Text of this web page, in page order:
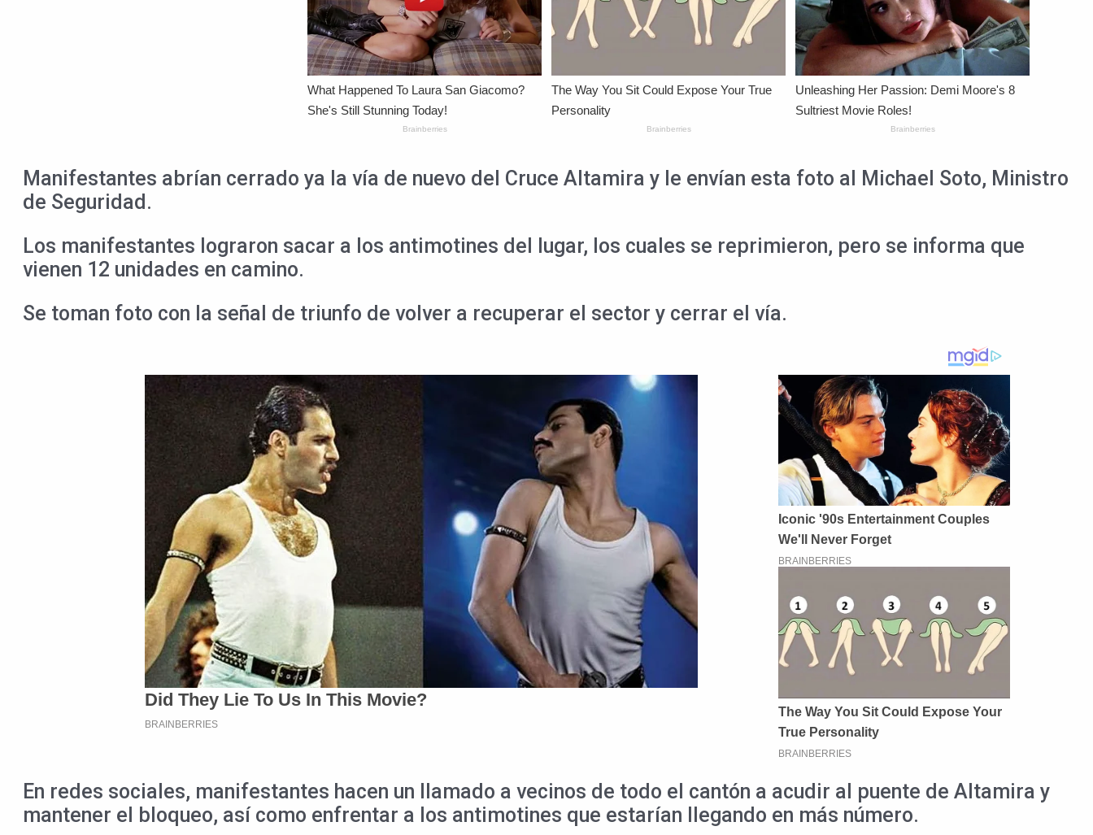
Manifestantes abrían cerrado ya la vía de nuevo del Cruce Altamira y le envían esta foto al Michael Soto, Ministro
de Seguridad.
Los manifestantes lograron sacar a los antimotines del lugar, los cuales se reprimieron, pero se informa que
vienen 12 unidades en camino.
Se toman foto con la señal de triunfo de volver a recuperar el sector y cerrar el vía.
En redes sociales, manifestantes hacen un llamado a vecinos de todo el cantón a acudir al puente de Altamira y
mantener el bloqueo, así como enfrentar a los antimotines que estarían llegando en más número.